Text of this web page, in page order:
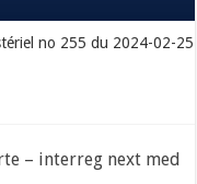
no 255 du 2024-02-25
– interreg next med